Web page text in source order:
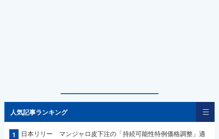
人気記事ランキング
1
日本リリー マンジャロ皮下注の「持続可能性特例価格調整」適